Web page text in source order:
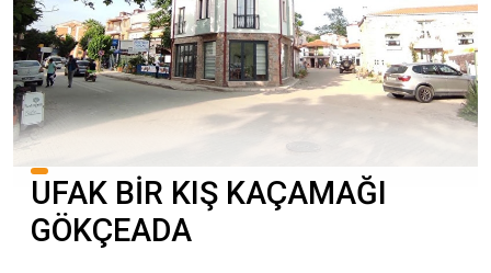
UFAK BİR KIŞ KAÇAMAĞI
GÖKÇEADA